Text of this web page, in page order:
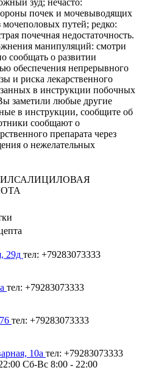
зуд; нечасто:
почек и мочевыводящих
мочеполовых путей; редко:
почечная недостаточность.
манипуляций: смотри
сообщать о развитии
обеспечения непрерывного
и риска лекарственного
в инструкции побочных
заметили любые другие
в инструкции, сообщите об
сообщают о
препарата через
о нежелательных
29д тел: +79283073333
тел: +79283073333
тел: +79283073333
10а тел: +79283073333
Сб-Вс 8:00 - 22:00